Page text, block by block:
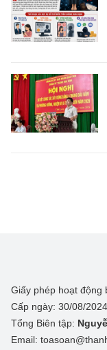
Giấy phép hoạt động
Cấp ngày: 30/08/
Tổng Biên tập:
Email: